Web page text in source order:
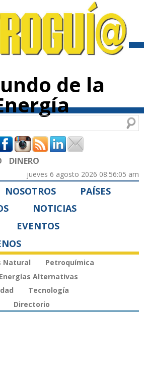
contenido
de la
búsqueda
DINERO
jueves 6 agosto 2026 08:56:05 am
NOSOTROS
PAÍSES
NOTICIAS
EVENTOS
Natural
Petroquímica
Energías Alternativas
Tecnología
Directorio